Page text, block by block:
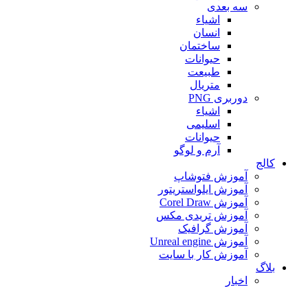
سه بعدی
اشیاء
انسان
ساختمان
حیوانات
طبیعت
متریال
دوربری PNG
اشیاء
اسلیمی
حیوانات
آرم و لوگو
کالج
آموزش فتوشاپ
آموزش ایلواستریتور
آموزش Corel Draw
آموزش تریدی مکس
آموزش گرافیک
آموزش Unreal engine
آموزش کار با سایت
بلاگ
اخبار